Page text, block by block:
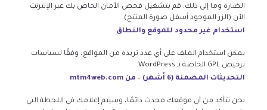
الضارة وما إلى ذلك. قم بتشغيل فحص الأمان الخاص بك عبر الإنترنت
الآن (الزر الموجود أسفل صورة المنتج).
استخدام غير محدود للموقع والنطاق
يمكن استخدام الملف على أي عدد تريده من المواقع، وفقًا لسياسات
ترخيص GPL الخاصة بـ WordPress.
التحديثات المضمنة (6 أشهر) – من mtm4web.com
نحن نتأكد من أن موقعك محدث دائمًا، وسيتم إعلامك في اللحظة التي